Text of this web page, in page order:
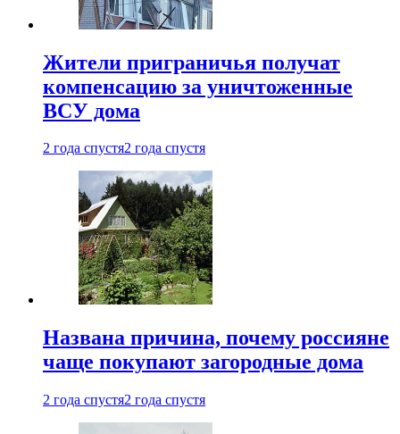
Жители приграничья получат
компенсацию за уничтоженные
ВСУ дома
2 года спустя2 года спустя
Названа причина, почему россияне
чаще покупают загородные дома
2 года спустя2 года спустя